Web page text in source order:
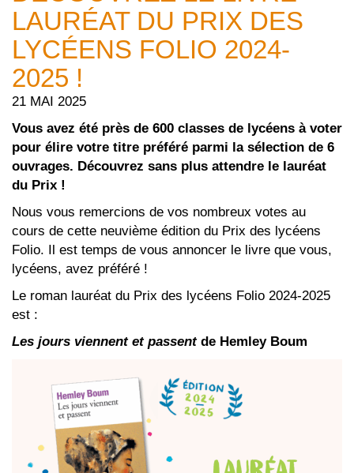
LAURÉAT DU PRIX DES
LYCÉENS FOLIO 2024-
2025 !
21 MAI 2025
Vous avez été près de 600 classes de lycéens à voter
pour élire votre titre préféré parmi la sélection de 6
ouvrages. Découvrez sans plus attendre le lauréat
du Prix !
Nous vous remercions de vos nombreux votes au
cours de cette neuvième édition du Prix des lycéens
Folio. Il est temps de vous annoncer le livre que vous,
lycéens, avez préféré !
Le roman lauréat du Prix des lycéens Folio 2024-2025
est :
Les jours viennent et passent de Hemley Boum